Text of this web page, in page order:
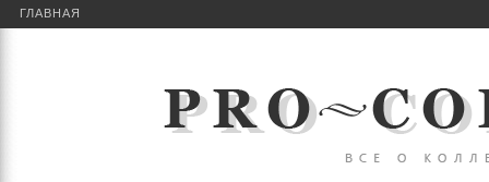
ГЛАВНАЯ